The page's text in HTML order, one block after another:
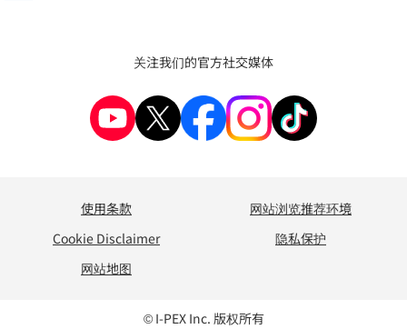
关注我们的官方社交媒体
使用条款
网站浏览推荐环境
Cookie Disclaimer
隐私保护
网站地图
© I-PEX Inc. 版权所有